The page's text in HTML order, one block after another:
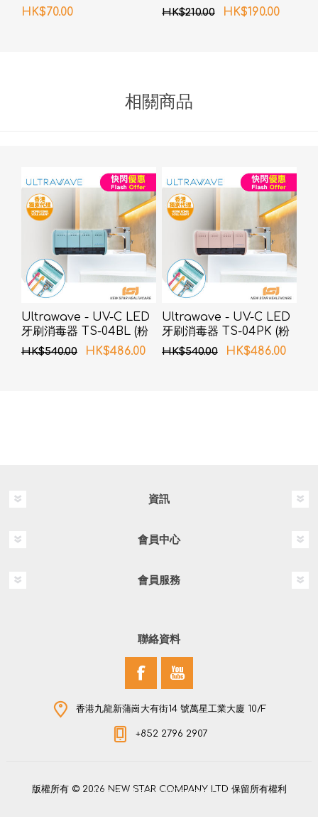
HK$70.00
HK$210.00 HK$190.00
相關商品
Ultrawave - UV-C LED
牙刷消毒器 TS-04BL (粉
藍色)
HK$540.00 HK$486.00
Ultrawave - UV-C LED
牙刷消毒器 TS-04PK (粉
紅色)
HK$540.00 HK$486.00
資訊
會員中心
會員服務
聯絡資料
香港九龍新蒲崗大有街14 號萬星工業大廈 10/F
+852 2796 2907
版權所有 © 2026 NEW STAR COMPANY LTD 保留所有權利
Powered bynopCommerce